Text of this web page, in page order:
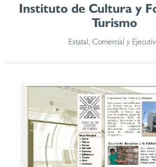
Instituto de Cultura y
Turismo
Estatal, Comercial y